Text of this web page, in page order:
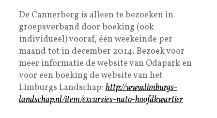
De Cannerberg is alleen te bezoeken in
groepsverband door boeking (ook
individueel) vooraf, één weekeinde per
maand tot in december 2014. Bezoek voor
meer informatie de website van Odapark en
voor een boeking de website van het
Limburgs Landschap: http://www.limburgs-
landschap.nl/item/excursies-nato-hoofdkwartier